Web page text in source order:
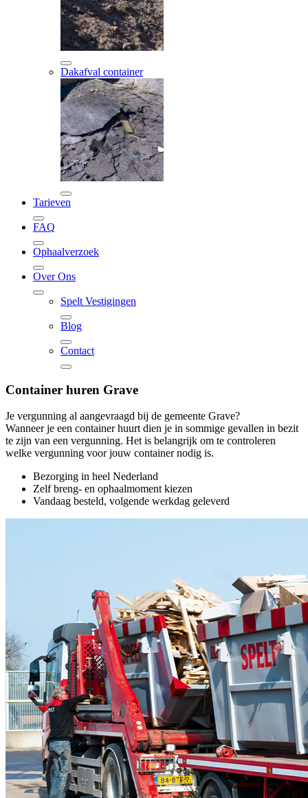
Dakafval container
Tarieven
FAQ
Ophaalverzoek
Over Ons
Spelt Vestigingen
Blog
Contact
Container huren Grave
Je vergunning al aangevraagd bij de gemeente Grave?
Wanneer je een container huurt dien je in sommige gevallen in bezit
te zijn van een vergunning. Het is belangrijk om te controleren
welke vergunning voor jouw container nodig is.
Bezorging in heel Nederland
Zelf breng- en ophaalmoment kiezen
Vandaag besteld, volgende werkdag geleverd